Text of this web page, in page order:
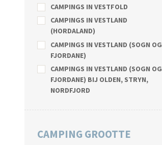
CAMPINGS IN VESTFOLD
CAMPINGS IN VESTLAND
(HORDALAND)
CAMPINGS IN VESTLAND (SOGN OG
FJORDANE)
CAMPINGS IN VESTLAND (SOGN OG
FJORDANE) BIJ OLDEN, STRYN,
NORDFJORD
CAMPING GROOTTE